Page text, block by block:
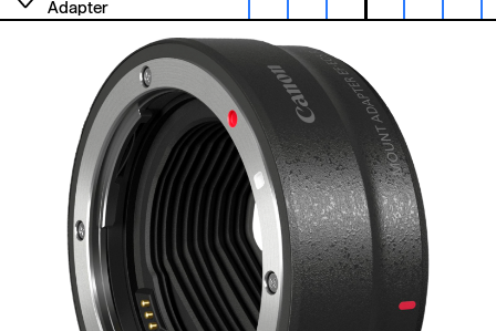
Adapter